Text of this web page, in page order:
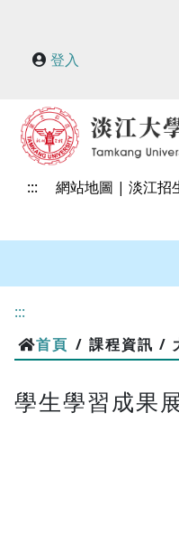
登入
::: 網站地圖 |淡江招
:::
首頁 / 課程資訊 /
學生學習成果